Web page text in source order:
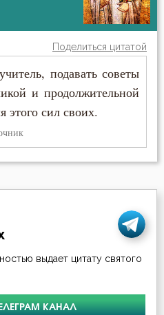
(Плиханков)
Поделиться цитатой
подавать советы
и продолжительной
этого сил своих.
выдает цитату святого
КАНАЛ